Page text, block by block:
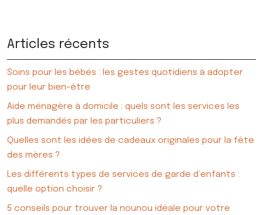
Articles récents
Soins pour les bébés : les gestes quotidiens à adopter
pour leur bien-être
Aide ménagère à domicile : quels sont les services les
plus demandés par les particuliers ?
Quelles sont les idées de cadeaux originales pour la fête
des mères ?
Les différents types de services de garde d’enfants :
quelle option choisir ?
5 conseils pour trouver la nounou idéale pour votre